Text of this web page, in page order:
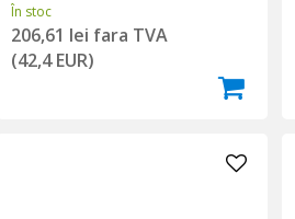
În stoc
206,61 lei fara TVA
(42,4 EUR)